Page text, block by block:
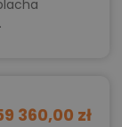
360,00 zł